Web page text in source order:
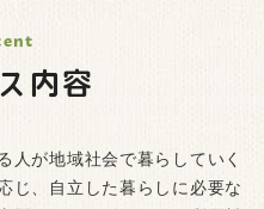
内容
人が地域社会で暮らしていく
じ、自立した暮らしに必要な